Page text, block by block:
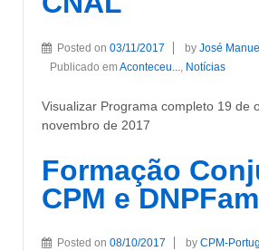
Posted on 03/11/2017 by José
Publicado emAconteceu... Notícias
Visualizar Programa completo 19 de
novembro de 2017
Formação
CPM e
Posted on 08/10/2017 by CPM-